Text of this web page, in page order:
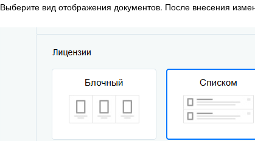
Выберите вид отображения документов. После внесения